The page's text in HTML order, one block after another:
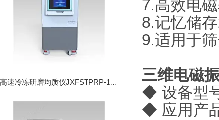
高速冷冻研磨均质仪JXFSTPRP-192CL
7.高效电
8.记忆储
9.适用于
三维电磁
◆ 设备型
◆ 应用产